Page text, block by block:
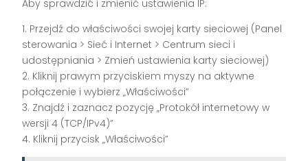
Aby sprawdzić i zmienić ustawienia IP:
1. Przejdź do właściwości swojej karty sieciowej (Panel
sterowania > Sieć i Internet > Centrum sieci i
udostępniania > Zmień ustawienia karty sieciowej)
2. Kliknij prawym przyciskiem myszy na aktywne
połączenie i wybierz „Właściwości”
3. Znajdź i zaznacz pozycję „Protokół internetowy w
wersji 4 (TCP/IPv4)”
4. Kliknij przycisk „Właściwości”